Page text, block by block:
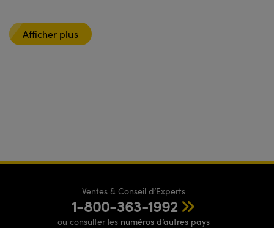
Afficher plus
Ventes & Conseil d’Experts
1-800-363-1992
ou consulter les numéros d’autres pays